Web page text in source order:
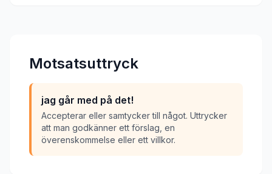
Motsatsuttryck
jag går med på det!
Accepterar eller samtycker till något. Uttrycker
att man godkänner ett förslag, en
överenskommelse eller ett villkor.